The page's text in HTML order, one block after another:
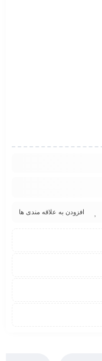
افزودن به علاقه مندی ها